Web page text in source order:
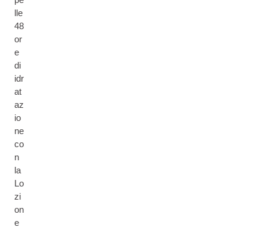
lle
48
or
e
di
idr
at
az
io
ne
co
n
la
Lo
zi
on
e